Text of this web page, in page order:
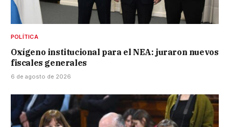
POLÍTICA
Oxígeno institucional para el NEA: juraron nuevos
fiscales generales
6 de agosto de 2026